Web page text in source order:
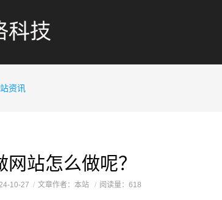
资讯
网站怎么做呢？
10-27 文章作者：本站 阅读量：618